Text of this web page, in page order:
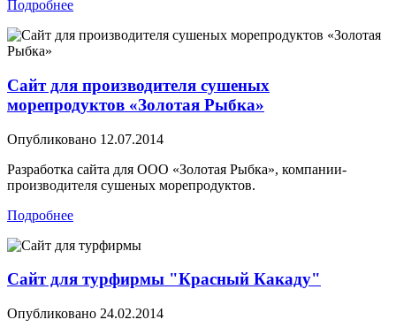
Подробнее
Сайт для производителя сушеных
морепродуктов «Золотая Рыбка»
Опубликовано 12.07.2014
Разработка сайта для ООО «Золотая Рыбка», компании-
производителя сушеных морепродуктов.
Подробнее
Сайт для турфирмы "Красный Какаду"
Опубликовано 24.02.2014